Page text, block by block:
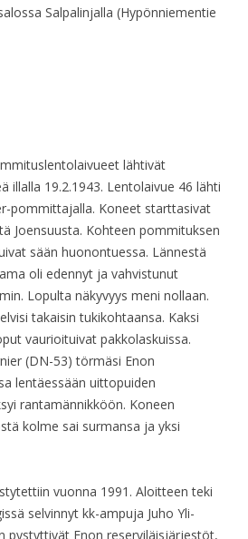
Salpalinjalla (Hypönniementie
lähtivät
illalla 19.2.1943. Lentolaivue 46 lähti
pommittajalla. Koneet starttasivat
Joensuusta. Kohteen pommituksen
sään huonontuessa. Lännestä
oli edennyt ja vahvistunut
Lopulta näkyvyys meni nollaan.
takaisin tukikohtaansa. Kaksi
vaurioituivat pakkolaskuissa.
(DN-53) törmäsi Enon
lentäessään uittopuiden
rantamännikköön. Koneen
kolme sai surmansa ja yksi
vuonna 1991. Aloitteen teki
selvinnyt kk-ampuja Juho Yli-
pystyttivät Enon reserviläisjärjestöt,